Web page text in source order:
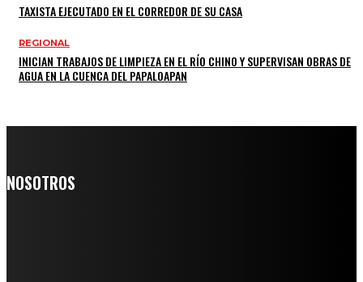
TAXISTA EJECUTADO EN EL CORREDOR DE SU CASA
REGIONAL
INICIAN TRABAJOS DE LIMPIEZA EN EL RÍO CHINO Y SUPERVISAN OBRAS DE
AGUA EN LA CUENCA DEL PAPALOAPAN
NOSOTROS